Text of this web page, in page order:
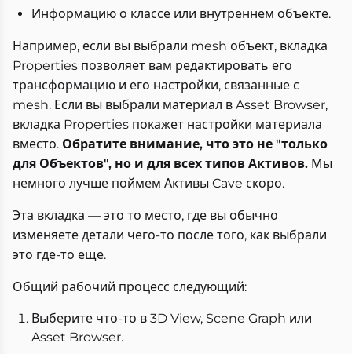
Информацию о классе или внутреннем объекте.
Например, если вы выбрали mesh объект, вкладка
Properties позволяет вам редактировать его
трансформацию и его настройки, связанные с
mesh. Если вы выбрали материал в Asset Browser,
вкладка Properties покажет настройки материала
вместо. Обратите внимание, что это не "только
для Объектов", но и для всех типов Активов. Мы
немного лучше поймем Активы Cave скоро.
Эта вкладка — это то место, где вы обычно
изменяете детали чего-то после того, как выбрали
это где-то еще.
Общий рабочий процесс следующий:
Выберите что-то в 3D View, Scene Graph или
Asset Browser.